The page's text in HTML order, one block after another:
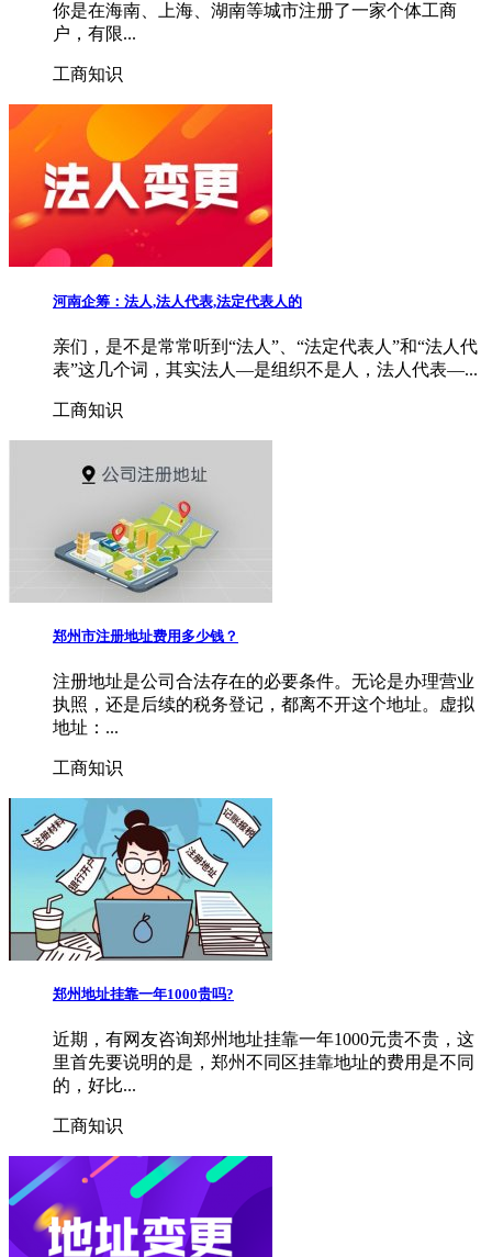
你是在海南、上海、湖南等城市注册了一家个体工商
户，有限...
工商知识
河南企筹：法人,法人代表,法定代表人的
亲们，是不是常常听到“法人”、“法定代表人”和“法人代
表”这几个词，其实法人—是组织不是人，法人代表—...
工商知识
郑州市注册地址费用多少钱？
注册地址是公司合法存在的必要条件。无论是办理营业
执照，还是后续的税务登记，都离不开这个地址。虚拟
地址：...
工商知识
郑州地址挂靠一年1000贵吗?
近期，有网友咨询郑州地址挂靠一年1000元贵不贵，这
里首先要说明的是，郑州不同区挂靠地址的费用是不同
的，好比...
工商知识